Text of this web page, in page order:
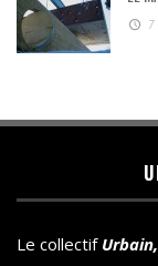
Le collectif